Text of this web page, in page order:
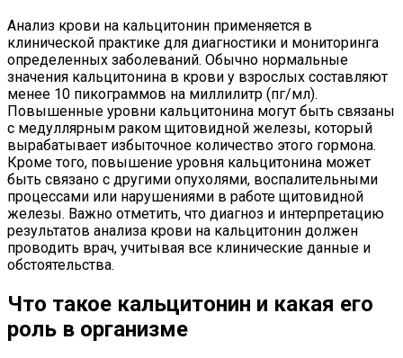
Анализ крови на кальцитонин применяется в
клинической практике для диагностики и мониторинга
определенных заболеваний. Обычно нормальные
значения кальцитонина в крови у взрослых составляют
менее 10 пикограммов на миллилитр (пг/мл).
Повышенные уровни кальцитонина могут быть связаны
с медуллярным раком щитовидной железы, который
вырабатывает избыточное количество этого гормона.
Кроме того, повышение уровня кальцитонина может
быть связано с другими опухолями, воспалительными
процессами или нарушениями в работе щитовидной
железы. Важно отметить, что диагноз и интерпретацию
результатов анализа крови на кальцитонин должен
проводить врач, учитывая все клинические данные и
обстоятельства.
Что такое кальцитонин и какая его
роль в организме